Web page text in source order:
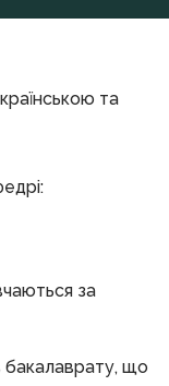
та
за
бакалаврату, що